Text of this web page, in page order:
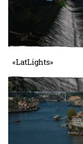
«LatLights»